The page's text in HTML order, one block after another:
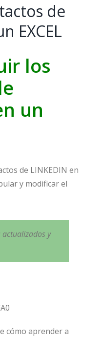
de
EXCEL
los
un
de LINKEDIN en
y modificar el
y
cómo aprender a